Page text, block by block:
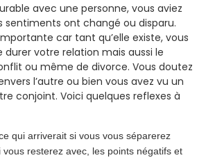
avec une personne, vous aviez
sentiments ont changé ou disparu.
car tant qu’elle existe, vous
votre relation mais aussi le
ou même de divorce. Vous doutez
l’autre ou bien vous avez vu un
conjoint. Voici quelques reflexes à
qui arriverait si vous vous séparerez
vous resterez avec, les points négatifs et